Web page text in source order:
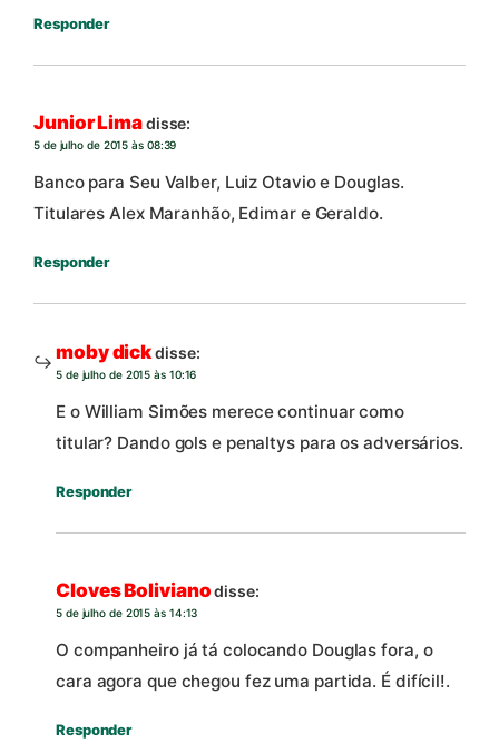
Responder
Junior Limadisse:
5 de julho de 2015 às 08:39
Banco para Seu Valber, Luiz Otavio e Douglas.
Titulares Alex Maranhão, Edimar e Geraldo.
Responder
moby dickdisse:
5 de julho de 2015 às 10:16
E o William Simões merece continuar como
titular? Dando gols e penaltys para os adversários.
Responder
Cloves Bolivianodisse:
5 de julho de 2015 às 14:13
O companheiro já tá colocando Douglas fora, o
cara agora que chegou fez uma partida. É difícil!.
Responder